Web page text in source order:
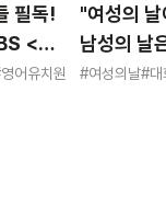
필독!
<
고서>
어유치원
"여성의 날
남성의 날
묻는 어린
#여성의날#대